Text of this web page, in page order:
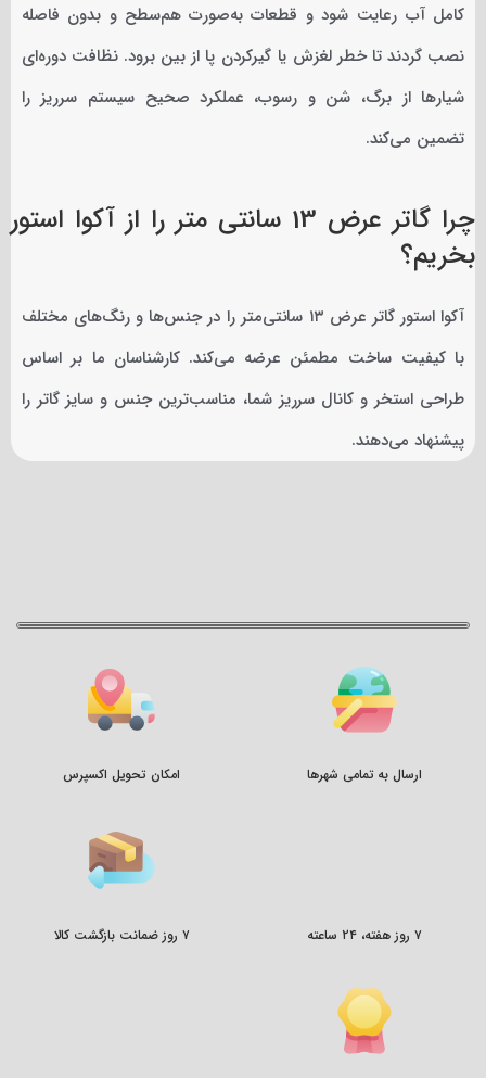
کامل آب رعایت شود و قطعات به‌صورت هم‌سطح و بدون فاصله
نصب گردند تا خطر لغزش یا گیرکردن پا از بین برود. نظافت دوره‌ای
شیارها از برگ، شن و رسوب، عملکرد صحیح سیستم سرریز را
تضمین می‌کند.
چرا گاتر عرض 13 سانتی متر را از آکوا استور
بخریم؟
آکوا استور گاتر عرض ۱۳ سانتی‌متر را در جنس‌ها و رنگ‌های مختلف
با کیفیت ساخت مطمئن عرضه می‌کند. کارشناسان ما بر اساس
طراحی استخر و کانال سرریز شما، مناسب‌ترین جنس و سایز گاتر را
پیشنهاد می‌دهند.
ارسال به تمامی شهرها امکان تحویل اکسپرس
۷ روز هفته، ۲۴ ساعته ۷ روز ضمانت بازگشت کالا